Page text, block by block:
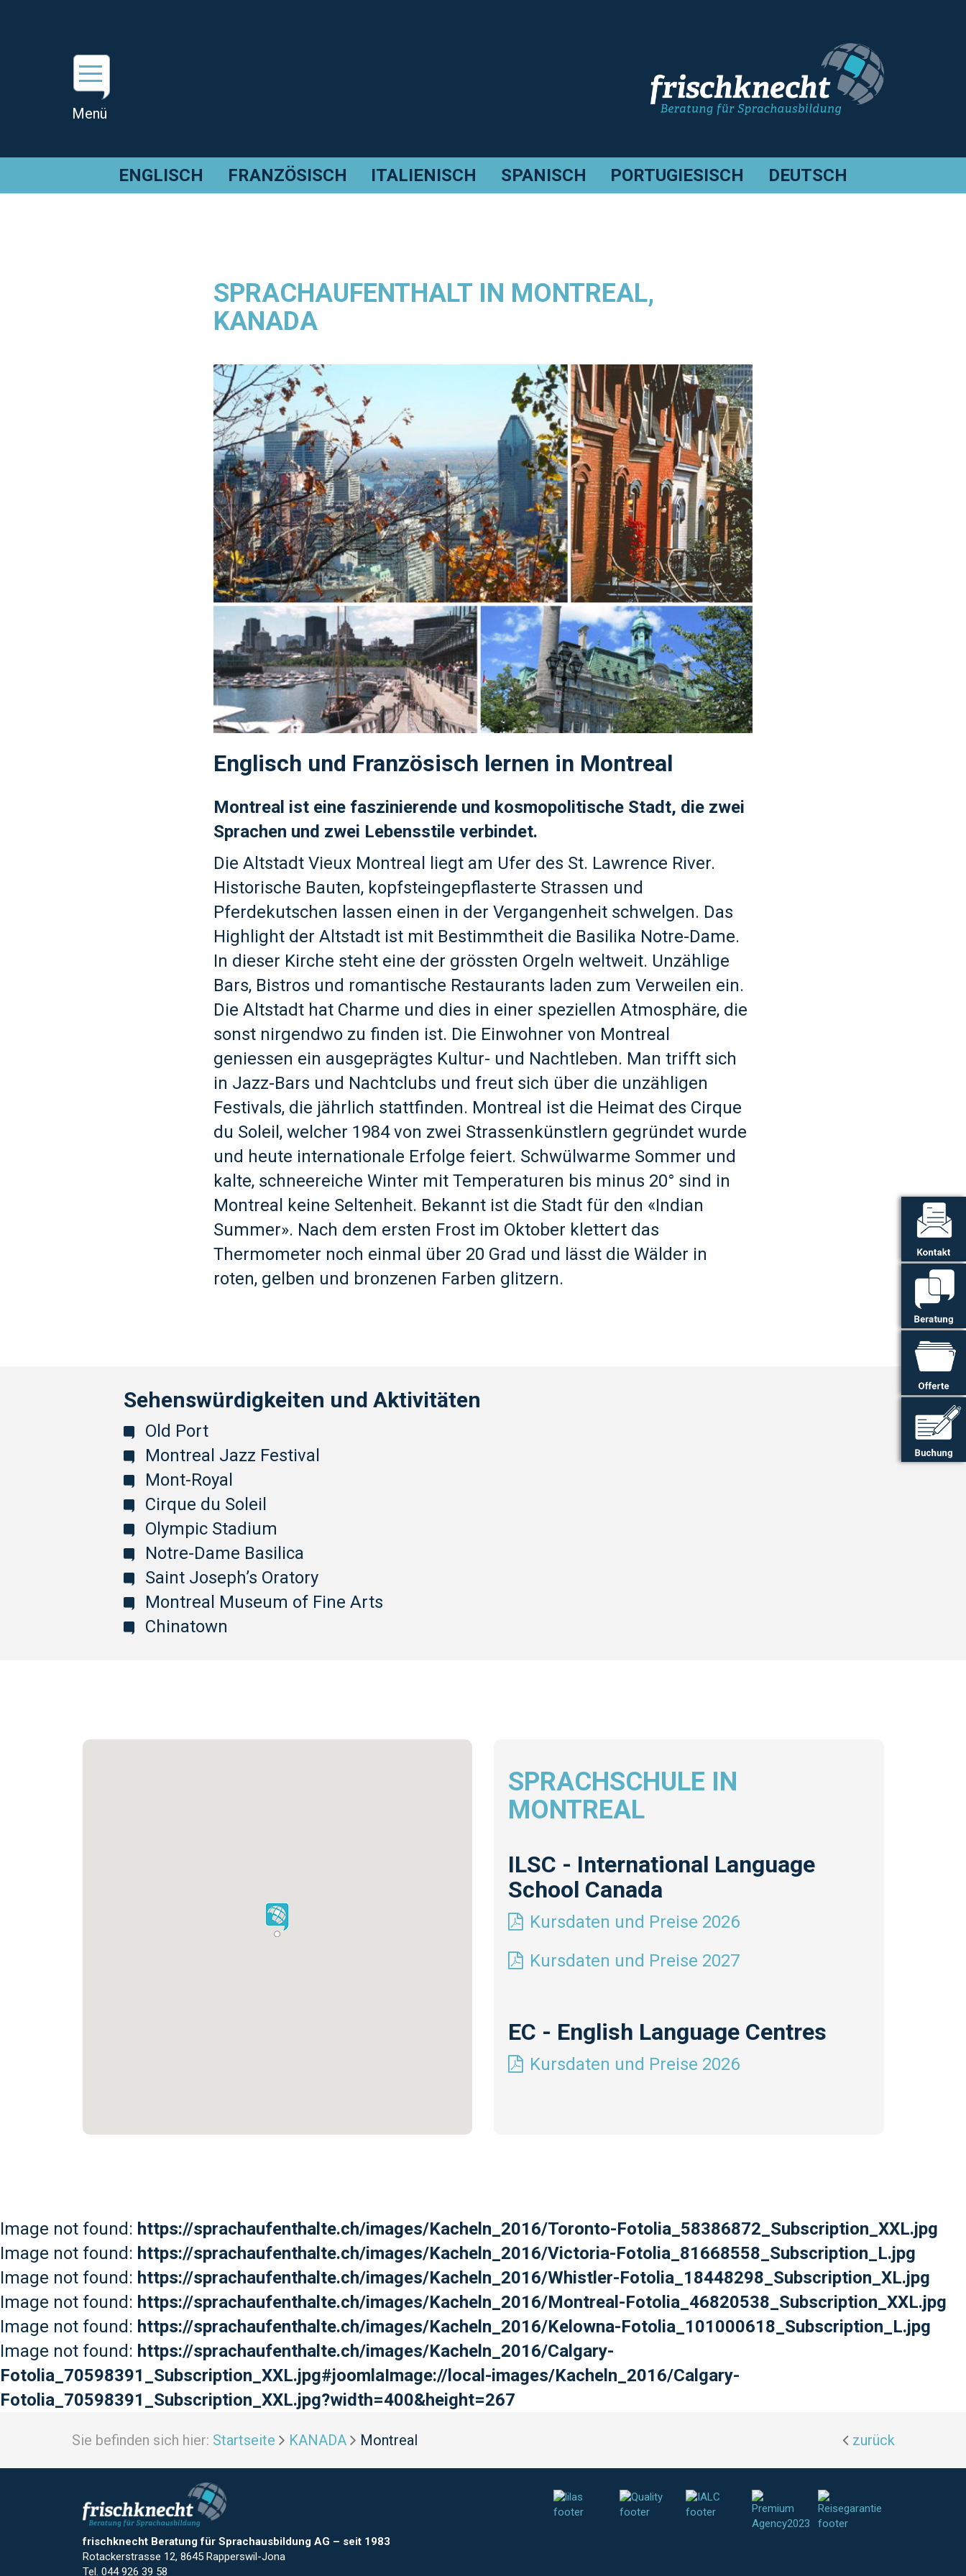
ENGLISCH FRANZÖSISCH ITALIENISCH SPANISCH PORTUGIESISCH DEUTSCH
SPRACHAUFENTHALT IN MONTREAL,
KANADA
Englisch und Französisch lernen in Montreal
Montreal ist eine faszinierende und kosmopolitische Stadt, die zwei
Sprachen und zwei Lebensstile verbindet.
Die Altstadt Vieux Montreal liegt am Ufer des St. Lawrence River.
Historische Bauten, kopfsteingepflasterte Strassen und
Pferdekutschen lassen einen in der Vergangenheit schwelgen. Das
Highlight der Altstadt ist mit Bestimmtheit die Basilika Notre-Dame.
In dieser Kirche steht eine der grössten Orgeln weltweit. Unzählige
Bars, Bistros und romantische Restaurants laden zum Verweilen ein.
Die Altstadt hat Charme und dies in einer speziellen Atmosphäre, die
sonst nirgendwo zu finden ist. Die Einwohner von Montreal
geniessen ein ausgeprägtes Kultur- und Nachtleben. Man trifft sich
in Jazz-Bars und Nachtclubs und freut sich über die unzähligen
Festivals, die jährlich stattfinden. Montreal ist die Heimat des Cirque
du Soleil, welcher 1984 von zwei Strassenkünstlern gegründet wurde
und heute internationale Erfolge feiert. Schwülwarme Sommer und
kalte, schneereiche Winter mit Temperaturen bis minus 20° sind in
Montreal keine Seltenheit. Bekannt ist die Stadt für den «Indian
Summer». Nach dem ersten Frost im Oktober klettert das
Thermometer noch einmal über 20 Grad und lässt die Wälder in
roten, gelben und bronzenen Farben glitzern.
Sehenswürdigkeiten und Aktivitäten
Old Port
Montreal Jazz Festival
Mont-Royal
Cirque du Soleil
Olympic Stadium
Notre-Dame Basilica
Saint Joseph’s Oratory
Montreal Museum of Fine Arts
Chinatown
SPRACHSCHULE IN
MONTREAL
ILSC - International Language
School Canada
Kursdaten und Preise 2026
Kursdaten und Preise 2027
EC - English Language Centres
Kursdaten und Preise 2026
Image not found: https://sprachaufenthalte.ch/images/Kacheln_2016/Toronto-Fotolia_58386872_Subscription_XXL.jpg
Image not found: https://sprachaufenthalte.ch/images/Kacheln_2016/Victoria-Fotolia_81668558_Subscription_L.jpg
Image not found: https://sprachaufenthalte.ch/images/Kacheln_2016/Whistler-Fotolia_18448298_Subscription_XL.jpg
Image not found: https://sprachaufenthalte.ch/images/Kacheln_2016/Montreal-Fotolia_46820538_Subscription_XXL.jpg
Image not found: https://sprachaufenthalte.ch/images/Kacheln_2016/Kelowna-Fotolia_101000618_Subscription_L.jpg
Image not found: https://sprachaufenthalte.ch/images/Kacheln_2016/Calgary-
Fotolia_70598391_Subscription_XXL.jpg#joomlaImage://local-images/Kacheln_2016/Calgary-
Fotolia_70598391_Subscription_XXL.jpg?width=400&height=267
Sie befinden sich hier: Startseite KANADA Montreal zurück
frischknecht Beratung für Sprachausbildung AG – seit 1983
Rotackerstrasse 12, 8645 Rapperswil-Jona
Tel. 044 926 39 58